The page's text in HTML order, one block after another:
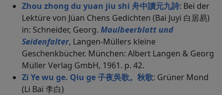
Zhou zhong du yuan jiu shi 舟中讀元九詩: Bei der
Lektüre von Jüan Chens Gedichten (Bai Juyi 白居易)
in: Schneider, Georg. Maulbeerblatt und
Seidenfalter, Langen-Müllers kleine
Geschenkbücher. München: Albert Langen & Georg
Müller Verlag GmbH, 1961. p. 42.
Zi Ye wu ge. Qiu ge 子夜吳歌。秋歌: Grüner Mond
(Li Bai 李白)